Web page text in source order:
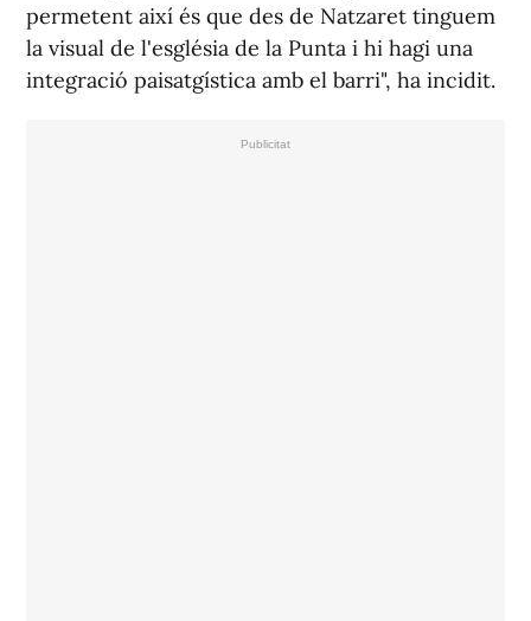
permetent així és que des de Natzaret tinguem
la visual de l'església de la Punta i hi hagi una
integració paisatgística amb el barri", ha incidit.